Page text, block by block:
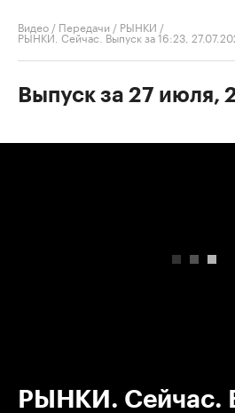
Видео / Передачи / РЫНКИ /
РЫНКИ. Сейчас. Выпуск за 16:23,
Выпуск за 27 июля,
РЫНКИ. Сейчас.